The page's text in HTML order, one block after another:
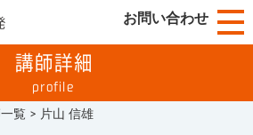
お問い合わせ
講師詳細
profile
覧 > 片山 信雄